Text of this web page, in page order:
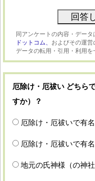
同アンケートの内容・データ
ドットコム、 およびその運営
データの転用・引用・利用を
厄除け・厄祓い どちら
すか）？
厄除け・厄祓いで有
厄除け・厄祓いで有
地元の氏神様（の神社